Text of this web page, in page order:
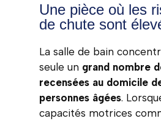
Une pièce où les
de chute sont
La salle de bain
seule un grand nombre
recensées au domicile
personnes âgées.
capacités motrices